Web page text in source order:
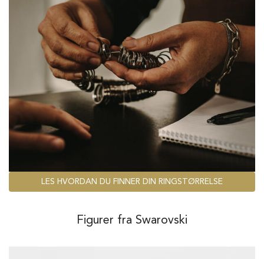
LES HVORDAN DU FINNER DIN RINGSTØRRELSE
Figurer fra Swarovski